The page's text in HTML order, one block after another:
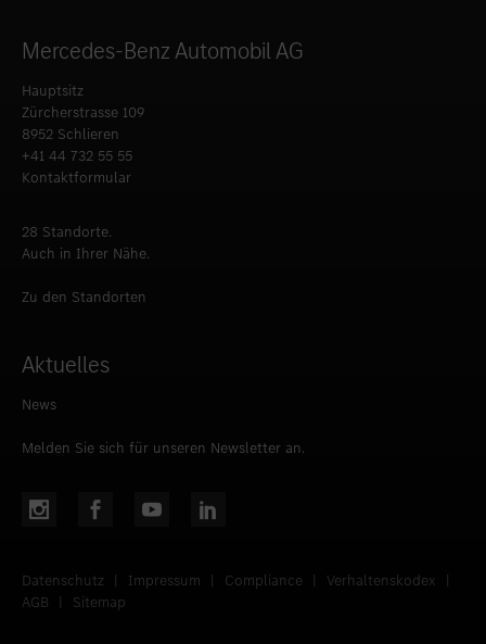
Mercedes-Benz Automobil AG
Hauptsitz
Zürcherstrasse 109
8952 Schlieren
+41 44 732 55 55
Kontaktformular
28 Standorte.
Auch in Ihrer Nähe.
Zu den Standorten
Aktuelles
News
Melden Sie sich für unseren Newsletter an.
Datenschutz | Impressum | Compliance | Verhaltenskodex |
AGB | Sitemap